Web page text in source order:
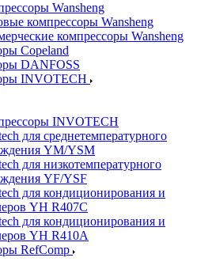
Wansheng
компрессоры Wansheng
компрессоры Wansheng
Copeland
DANFOSS
INVOTECH
INVOTECH
для среднетемпературного
YM/YSM
для низкотемпературного
YF/YSF
для кондиционирования и
YH R407C
для кондиционирования и
YH R410A
RefComp